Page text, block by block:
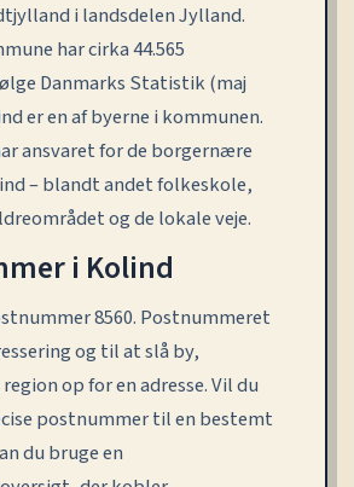
i landsdelen Jylland.
har cirka 44.565
Danmarks Statistik (maj
er en af byerne i kommunen.
ansvaret for de borgernære
– blandt andet folkeskole,
og de lokale veje.
i Kolind
8560. Postnummeret
og til at slå by,
op for en adresse. Vil du
postnummer til en bestemt
du bruge en